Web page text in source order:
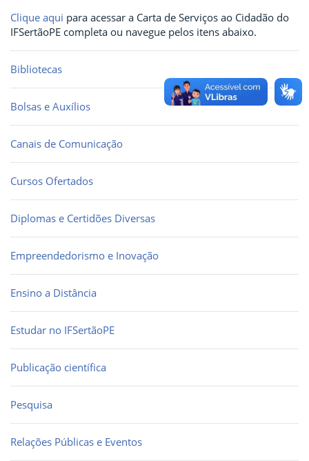
Clique aqui para acessar a Carta de Serviços ao Cidadão do
IFSertãoPE completa ou navegue pelos itens abaixo.
Bibliotecas
Bolsas e Auxílios
Canais de Comunicação
Cursos Ofertados
Diplomas e Certidões Diversas
Empreendedorismo e Inovação
Ensino a Distância
Estudar no IFSertãoPE
Publicação científica
Pesquisa
Relações Públicas e Eventos